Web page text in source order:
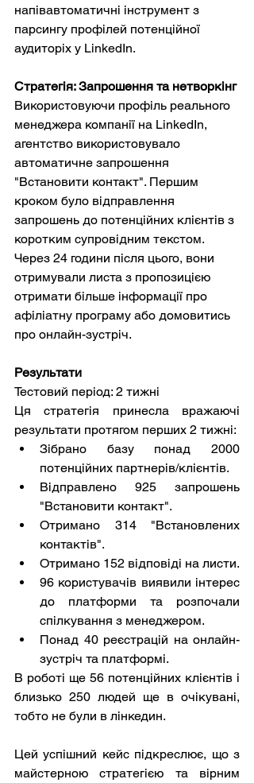
напівавтоматичні інструмент з
парсингу профілей потенційної
аудиторіх у LinkedIn.
Стратегія: Запрошення та нетворкінг
Використовуючи профіль реального
менеджера компанії на LinkedIn,
агентство використовувало
автоматичне запрошення
"Встановити контакт". Першим
кроком було відправлення
запрошень до потенційних клієнтів з
коротким супровідним текстом.
Через 24 години після цього, вони
отримували листа з пропозицією
отримати більше інформації про
афіліатну програму або домовитись
про онлайн-зустріч.
Результати
Тестовий період: 2 тижні
Ця стратегія принесла вражаючі
результати протягом перших 2 тижні:
Зібрано базу понад 2000
потенційних партнерів/клієнтів.
Відправлено 925 запрошень
"Встановити контакт".
Отримано 314 "Встановлених
контактів".
Отримано 152 відповіді на листи.
96 користувачів виявили інтерес
до платформи та розпочали
спілкування з менеджером.
Понад 40 реєстрацій на онлайн-
зустріч та платформі.
В роботі ще 56 потенційних клієнтів і
близько 250 людей ще в очікувані,
тобто не були в лінкедин.
Цей успішний кейс підкреслює, що з
майстерною стратегією та вірним